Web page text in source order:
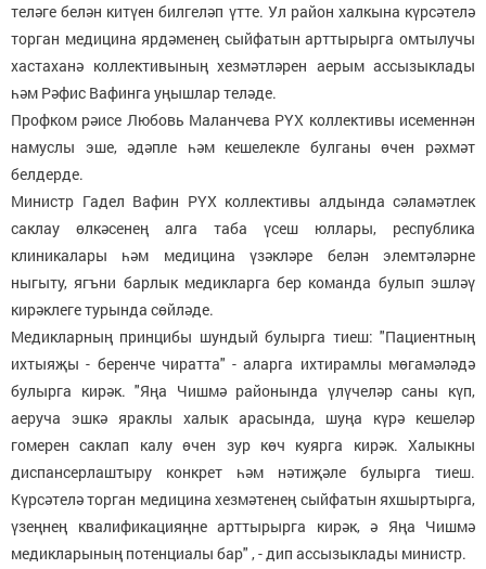
теләге белән китүен билгеләп үтте. Ул район халкына күрсәтелә
торган медицина ярдәменең сыйфатын арттырырга омтылучы
хастаханә коллективының хезмәтләрен аерым ассызыклады
һәм Рәфис Вафинга уңышлар теләде.
Профком рәисе Любовь Маланчева РҮХ коллективы исеменнән
намуслы эше, әдәпле һәм кешелекле булганы өчен рәхмәт
белдерде.
Министр Гадел Вафин РҮХ коллективы алдында сәламәтлек
саклау өлкәсенең алга таба үсеш юллары, республика
клиникалары һәм медицина үзәкләре белән элемтәләрне
ныгыту, ягъни барлык медикларга бер команда булып эшләү
кирәклеге турында сөйләде.
Медикларның принцибы шундый булырга тиеш: "Пациентның
ихтыяҗы - беренче чиратта" - аларга ихтирамлы мөгамәләдә
булырга кирәк. "Яңа Чишмә районында үлүчеләр саны күп,
аеруча эшкә яраклы халык арасында, шуңа күрә кешеләр
гомерен саклап калу өчен зур көч куярга кирәк. Халыкны
диспансерлаштыру конкрет һәм нәтиҗәле булырга тиеш.
Күрсәтелә торган медицина хезмәтенең сыйфатын яхшыртырга,
үзеңнең квалификацияңне арттырырга кирәк, ә Яңа Чишмә
медикларының потенциалы бар" , - дип ассызыклады министр.